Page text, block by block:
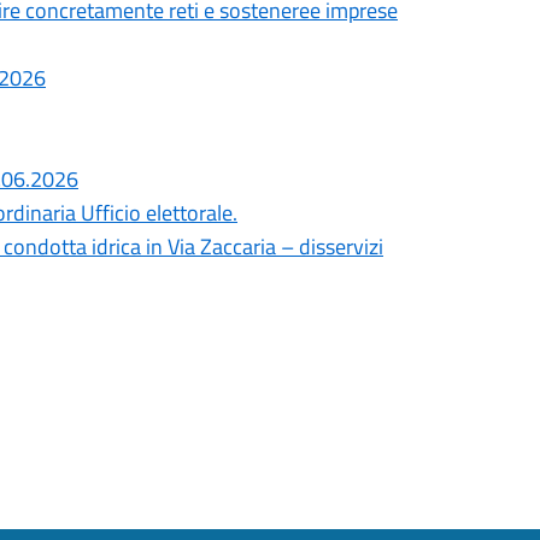
concretamente reti e sosteneree imprese
Ufficio elettorale.
idrica in Via Zaccaria – disservizi